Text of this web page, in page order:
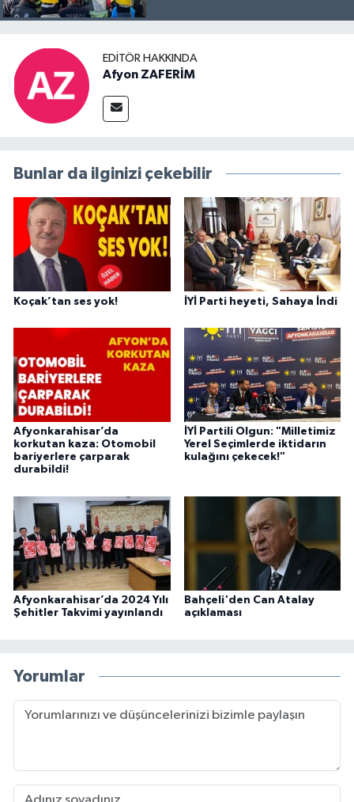
EDITÖR HAKKINDA
Afyon ZAFERİM
Bunlar da ilginizi çekebilir
Koçak’tan ses yok! İYİ Parti heyeti, Sahaya İndi
Afyonkarahisar’da
korkutan kaza: Otomobil
bariyerlere çarparak
durabildi!
İYİ Partili Olgun: "Milletimiz
Yerel Seçimlerde iktidarın
kulağını çekecek!"
Afyonkarahisar’da 2024 Yılı
Şehitler Takvimi yayınlandı
Bahçeli'den Can Atalay
açıklaması
Yorumlar